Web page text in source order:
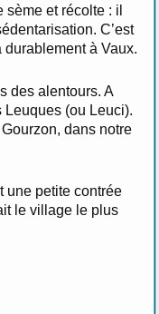
sème et récolte : il
C’est
durablement à Vaux.
des alentours. A
Leuques (ou Leuci).
dans notre
une petite contrée
le village le plus